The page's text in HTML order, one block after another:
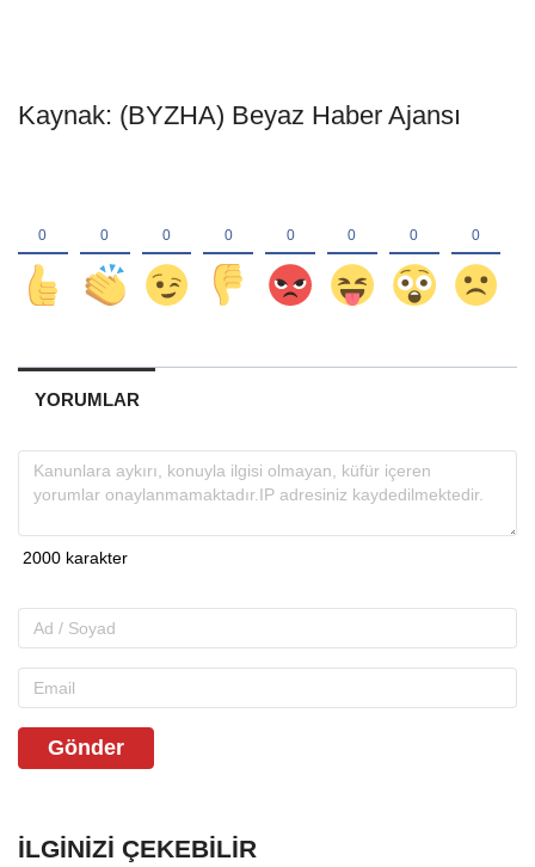
Kaynak: (BYZHA) Beyaz Haber Ajansı
YORUMLAR
Gönder
İLGINIZI ÇEKEBILIR